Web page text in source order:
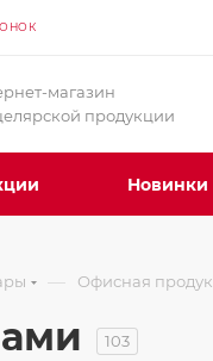
магазин
продукции
Новинки
— Офисная
103